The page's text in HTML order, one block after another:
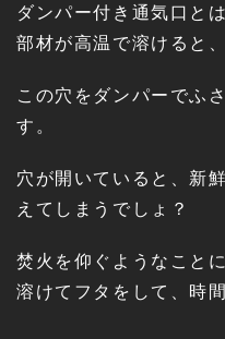
ダンパー付き通気口と
部材が高温で溶けると、
この穴をダンパーでふ
す。
穴が開いていると、新
えてしまうでしょ？
焚火を仰ぐようなこと
溶けてフタをして、時